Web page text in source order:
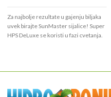
Za najbolje rezultate u gajenju biljaka
uvek birajte SunMaster sijalice! Super
HPS DeLuxe se koristi u fazi cvetanja.